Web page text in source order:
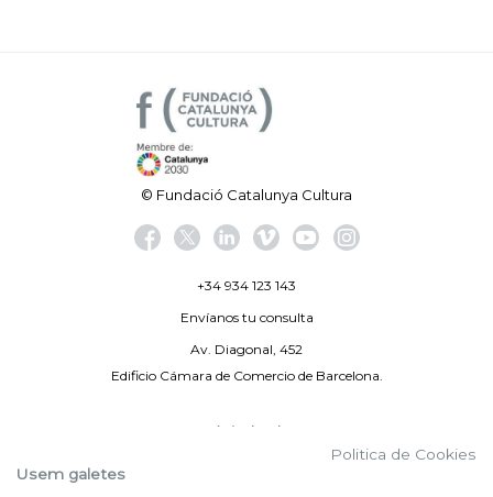
© Fundació Catalunya Cultura
+34 934 123 143
Envíanos tu consulta
Av. Diagonal, 452
Edificio Cámara de Comercio de Barcelona.
Aviso legal
Politica de Cookies
Usem galetes